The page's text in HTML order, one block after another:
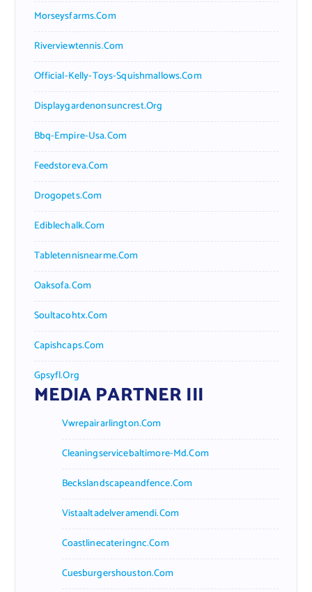
Morseysfarms.com
Riverviewtennis.com
Official-Kelly-Toys-Squishmallows.com
Displaygardenonsuncrest.org
Bbq-Empire-Usa.com
Feedstoreva.com
Drogopets.com
Ediblechalk.com
Tabletennisnearme.com
Oaksofa.com
Soultacohtx.com
Capishcaps.com
Gpsyfl.org
MEDIA PARTNER III
Vwrepairarlington.com
Cleaningservicebaltimore-Md.com
Beckslandscapeandfence.com
Vistaaltadelveramendi.com
Coastlinecateringnc.com
Cuesburgershouston.com